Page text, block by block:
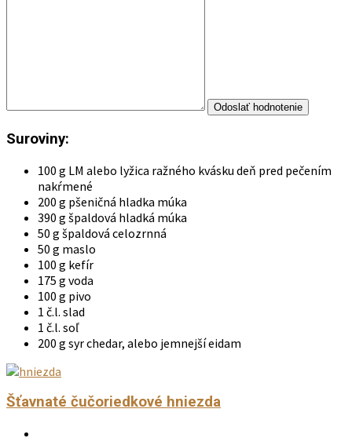
Suroviny:
100 g LM alebo lyžica ražného kvásku deň pred pečením
nakŕmené
200 g pšeničná hladka múka
390 g špaldová hladká múka
50 g špaldová celozrnná
50 g maslo
100 g kefír
175 g voda
100 g pivo
1 č.l. slad
1 č.l. soľ
200 g syr chedar, alebo jemnejší eidam
Šťavnaté čučoriedkové hniezda